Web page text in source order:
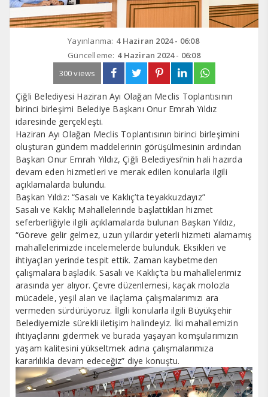
Yayınlanma: 4 Haziran 2024 - 06:08
Güncelleme: 4 Haziran 2024 - 06:08
300 views
Çiğli Belediyesi Haziran Ayı Olağan Meclis Toplantısının
birinci birleşimi Belediye Başkanı Onur Emrah Yıldız
idaresinde gerçekleşti.
Haziran Ayı Olağan Meclis Toplantısının birinci birleşimini
oluşturan gündem maddelerinin görüşülmesinin ardından
Başkan Onur Emrah Yıldız, Çiğli Belediyesi’nin hali hazırda
devam eden hizmetleri ve merak edilen konularla ilgili
açıklamalarda bulundu.
Başkan Yıldız: “Sasalı ve Kaklıç’ta teyakkuzdayız”
Sasalı ve Kaklıç Mahallelerinde başlattıkları hizmet
seferberliğiyle ilgili açıklamalarda bulunan Başkan Yıldız,
“Göreve gelir gelmez, uzun yıllardır yeterli hizmeti alamamış
mahallelerimizde incelemelerde bulunduk. Eksikleri ve
ihtiyaçları yerinde tespit ettik. Zaman kaybetmeden
çalışmalara başladık. Sasalı ve Kaklıç’ta bu mahallelerimiz
arasında yer alıyor. Çevre düzenlemesi, kaçak molozla
mücadele, yeşil alan ve ilaçlama çalışmalarımızı ara
vermeden sürdürüyoruz. İlgili konularla ilgili Büyükşehir
Belediyemizle sürekli iletişim halindeyiz. İki mahallemizin
ihtiyaçlarını gidermek ve burada yaşayan komşularımızın
yaşam kalitesini yükseltmek adına çalışmalarımıza
kararlılıkla devam edeceğiz” diye konuştu.